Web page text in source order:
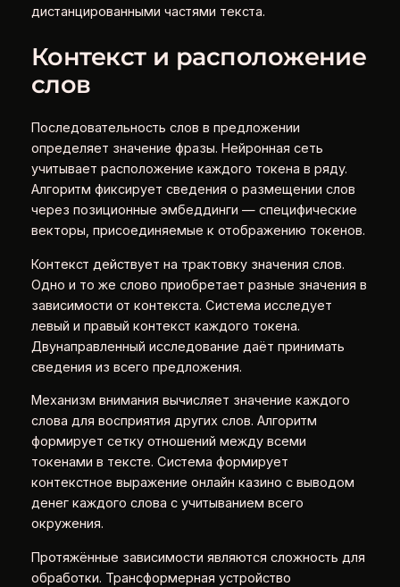
дистанцированными частями текста.
Контекст и расположение
слов
Последовательность слов в предложении
определяет значение фразы. Нейронная сеть
учитывает расположение каждого токена в ряду.
Алгоритм фиксирует сведения о размещении слов
через позиционные эмбеддинги — специфические
векторы, присоединяемые к отображению токенов.
Контекст действует на трактовку значения слов.
Одно и то же слово приобретает разные значения в
зависимости от контекста. Система исследует
левый и правый контекст каждого токена.
Двунаправленный исследование даёт принимать
сведения из всего предложения.
Механизм внимания вычисляет значение каждого
слова для восприятия других слов. Алгоритм
формирует сетку отношений между всеми
токенами в тексте. Система формирует
контекстное выражение онлайн казино с выводом
денег каждого слова с учитыванием всего
окружения.
Протяжённые зависимости являются сложность для
обработки. Трансформерная устройство